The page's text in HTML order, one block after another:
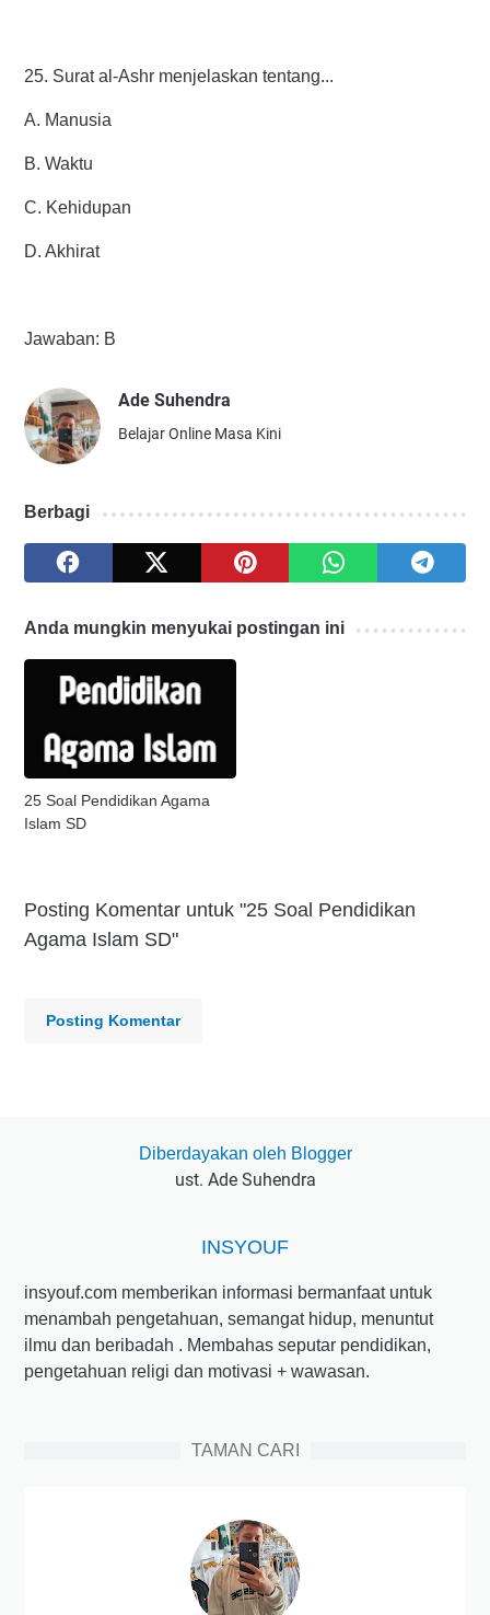
25. Surat al-Ashr menjelaskan tentang...
A. Manusia
B. Waktu
C. Kehidupan
D. Akhirat
Jawaban: B
Ade Suhendra
Belajar Online Masa Kini
Berbagi
Anda mungkin menyukai postingan ini
25 Soal Pendidikan Agama
Islam SD
Posting Komentar untuk "25 Soal Pendidikan
Agama Islam SD"
Posting Komentar
Diberdayakan oleh Blogger
ust. Ade Suhendra
INSYOUF
insyouf.com memberikan informasi bermanfaat untuk
menambah pengetahuan, semangat hidup, menuntut
ilmu dan beribadah . Membahas seputar pendidikan,
pengetahuan religi dan motivasi + wawasan.
TAMAN CARI